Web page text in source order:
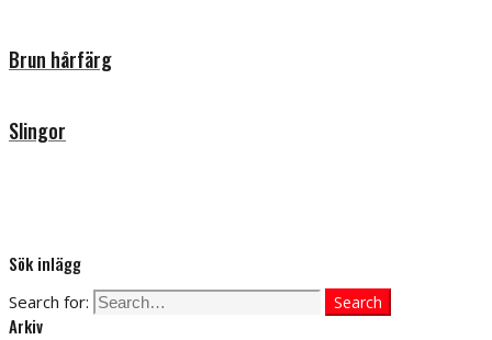
Brun hårfärg
Slingor
Sök inlägg
Search for: Search
Arkiv